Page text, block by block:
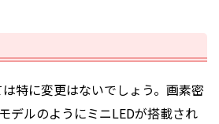
特に変更はないでしょう。画素密
デルのようにミニLEDが搭載され